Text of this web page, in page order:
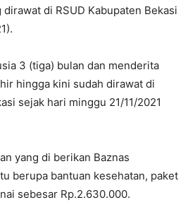
di RSUD Kabupaten Bekasi
3 (tiga) bulan dan menderita
hingga kini sudah dirawat di
sejak hari minggu 21/11/2021
yang di berikan Baznas
berupa bantuan kesehatan, paket
sebesar Rp.2.630.000.